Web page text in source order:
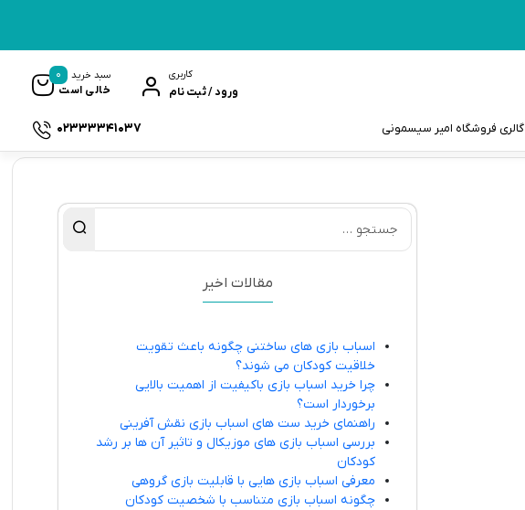
کاربری
ورود / ثبت نام
سبد خرید
خالی است
0
گالری فروشگاه امیر سیسمونی 02333341037
مقالات اخیر
اسباب بازی های ساختنی چگونه باعث تقویت
خلاقیت کودکان می شوند؟
چرا خرید اسباب بازی باکیفیت از اهمیت بالایی
برخوردار است؟
راهنمای خرید ست های اسباب بازی نقش آفرینی
بررسی اسباب بازی های موزیکال و تاثیر آن ها بر رشد
کودکان
معرفی اسباب بازی هایی با قابلیت بازی گروهی
چگونه اسباب بازی متناسب با شخصیت کودکان